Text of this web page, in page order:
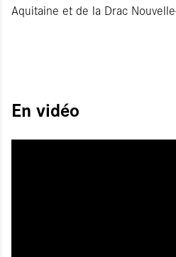
Aquitaine et de la Drac
En vidéo